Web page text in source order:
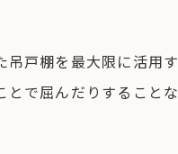
戸棚を最大限に活用す
とで屈んだりすることな